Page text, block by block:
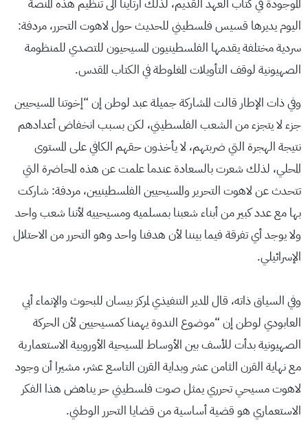
الموجودة في كتاب العهد القديم، لذلك ارتأينا الى تنظيم هذه المنصة
اليوم يديرها قسيس فلسطيني للحديث حول لاهوت التحرر، مردفة:
سردية مختلفة يقدمها الفلسطينيون المسيحيون للتصدي للمنظومة
الصهيونية لوقف التأويلات المغلوطة في الكتاب المقدس.
وفي ذات الإطار قالت المشاركة جميلة عبد لوطن إن “إخوتنا المسيحيين
جزء لا يتجزء من الشعب الفلسطيني، لكن بسبب انخفاض أعدادهم
نتيجة الهجرة التي ضربتهم، لا يأخذون حقهم الكافي على المستوى
المحلي، لذلك شعرت بالسعادة عندما علمت عن هذه المحاضرة التي
تتحدث عن لاهوت التحرير والمسيحيين الفلسطينيين، مردفة: شاركت
بها مع عدد كبير من أبناء شعبنا بمسلميه ومسيحييه لأننا شعب واحد
ولا يوجد أي تفرقة فيما بيننا لأن هدفنا واحد وهو التحرر من الاحتلال
الإسرائيلي.
وفي السياق ذاته، قال المدير التنفيذي لمركز بيسان للبحوث والإنماء أبي
العابودي لوطن إن “موضوع الندوة يهمنا كمسيحيين لأن الحركة
الصهيونية بدأت للأسف بين الأوساط المسيحية الأوروبية الاستعمارية
مع نهاية القرن الثامن عشر وبداية القرن التاسع عشر، مشيرا أن وجود
لاهوت مسيحي تحرري يمثل صوت فلسطيني حر يناهض هذا الفكر
الاستعماري هو قضية أساسية من قضايا التحرر الوطني.